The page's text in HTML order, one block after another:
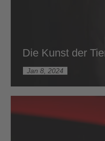
Die Kunst der
Jan 8, 2024